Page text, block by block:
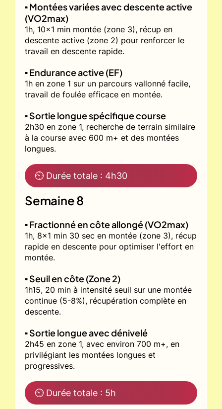
▪️ Montées variées avec descente active
(VO2max)
1h, 10x1 min montée (zone 3), récup en
descente active (zone 2) pour renforcer le
travail en descente rapide.
▪️ Endurance active (EF)
1h en zone 1 sur un parcours vallonné facile,
travail de foulée efficace en montée.
▪️ Sortie longue spécifique course
2h30 en zone 1, recherche de terrain similaire
à la course avec 600 m+ et des montées
longues.
⏲ Durée totale : 4h30
Semaine 8
▪️ Fractionné en côte allongé (VO2max)
1h, 8x1 min 30 sec en montée (zone 3), récup
rapide en descente pour optimiser l'effort en
montée.
▪️ Seuil en côte (Zone 2)
1h15, 20 min à intensité seuil sur une montée
continue (5-8%), récupération complète en
descente.
▪️ Sortie longue avec dénivelé
2h45 en zone 1, avec environ 700 m+, en
privilégiant les montées longues et
progressives.
⏲ Durée totale : 5h